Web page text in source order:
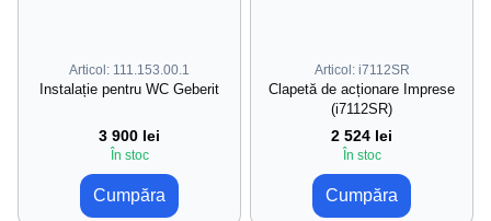
Articol: 111.153.00.1
Instalație pentru WC Geberit
3 900 lei
În stoc
Cumpăra
Articol: i7112SR
Clapetă de acționare Imprese
(i7112SR)
2 524 lei
În stoc
Cumpăra